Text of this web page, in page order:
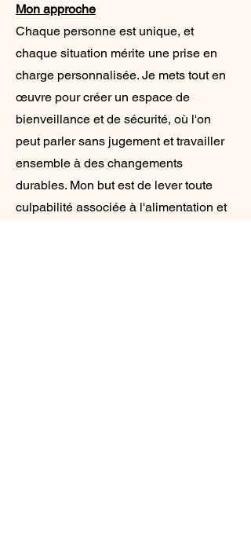
Mon approche
Chaque personne est unique, et
chaque situation mérite une prise en
charge personnalisée. Je mets tout en
œuvre pour créer un espace de
bienveillance et de sécurité, où l'on
peut parler sans jugement et travailler
ensemble à des changements
durables. Mon but est de lever toute
culpabilité associée à l'alimentation et